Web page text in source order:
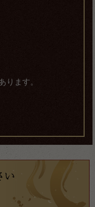
ります。